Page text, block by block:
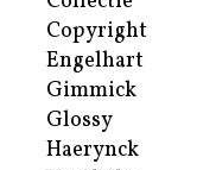
Copyright
Engelhart
Gimmick
Glossy
Haerynck